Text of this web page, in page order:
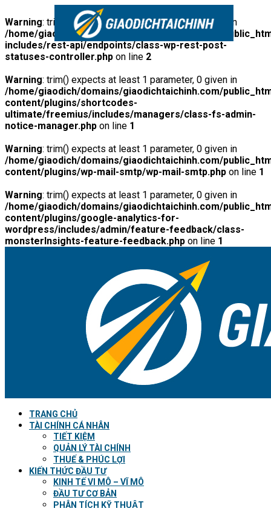
Warning: trim() expects at least 1 parameter, 0 given in
/home/giaodich/domains/giaodichtaichinh.com/
includes/rest-api/endpoints/class-wp-rest-post-
statuses-controller.php on line 2
Warning: trim() expects at least 1 parameter, 0 given in
/home/giaodich/domains/giaodichtaichinh.com/
content/plugins/shortcodes-
ultimate/freemius/includes/managers/class-fs-admin-
notice-manager.php on line 1
Warning: trim() expects at least 1 parameter, 0 given in
/home/giaodich/domains/giaodichtaichinh.com/
content/plugins/wp-mail-smtp/wp-mail-smtp.php on line 1
Warning: trim() expects at least 1 parameter, 0 given in
/home/giaodich/domains/giaodichtaichinh.com/
content/plugins/google-analytics-for-
wordpress/includes/admin/feature-feedback/class-
monsterInsights-feature-feedback.php on line 1
TRANG CHỦ
TÀI CHÍNH CÁ NHÂN
TIẾT KIỆM
QUẢN LÝ TÀI CHÍNH
THUẾ & PHÚC LỢI
KIẾN THỨC ĐẦU TƯ
KINH TẾ VI MÔ – VĨ MÔ
ĐẦU TƯ CƠ BẢN
PHÂN TÍCH KỸ THUẬT